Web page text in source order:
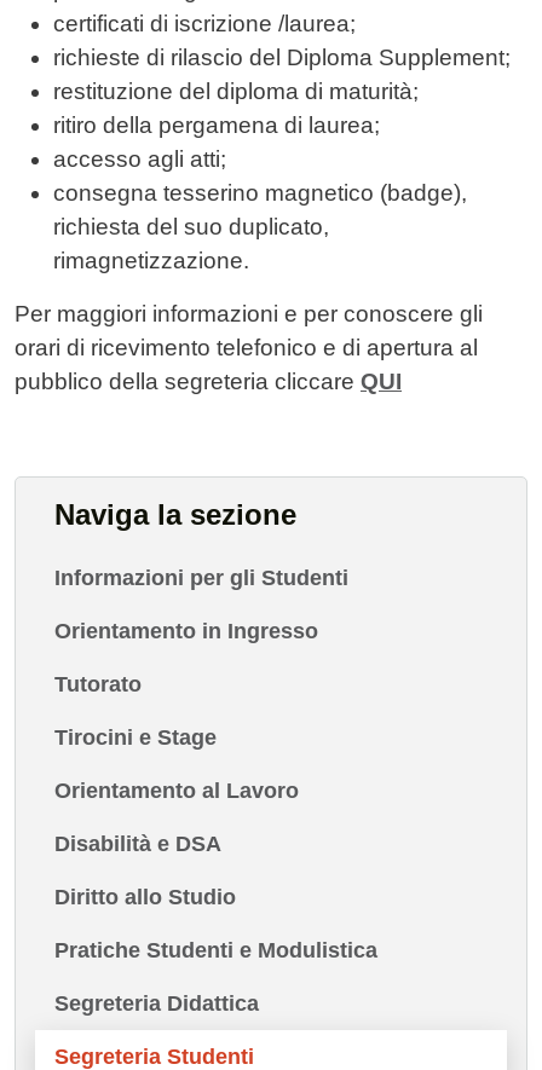
certificati di iscrizione /laurea;
richieste di rilascio del Diploma Supplement;
restituzione del diploma di maturità;
ritiro della pergamena di laurea;
accesso agli atti;
consegna tesserino magnetico (badge),
richiesta del suo duplicato,
rimagnetizzazione.
Per maggiori informazioni e per conoscere gli
orari di ricevimento telefonico e di apertura al
pubblico della segreteria cliccare QUI
Naviga la sezione
Informazioni per gli Studenti
Orientamento in Ingresso
Tutorato
Tirocini e Stage
Orientamento al Lavoro
Disabilità e DSA
Diritto allo Studio
Pratiche Studenti e Modulistica
Segreteria Didattica
Segreteria Studenti